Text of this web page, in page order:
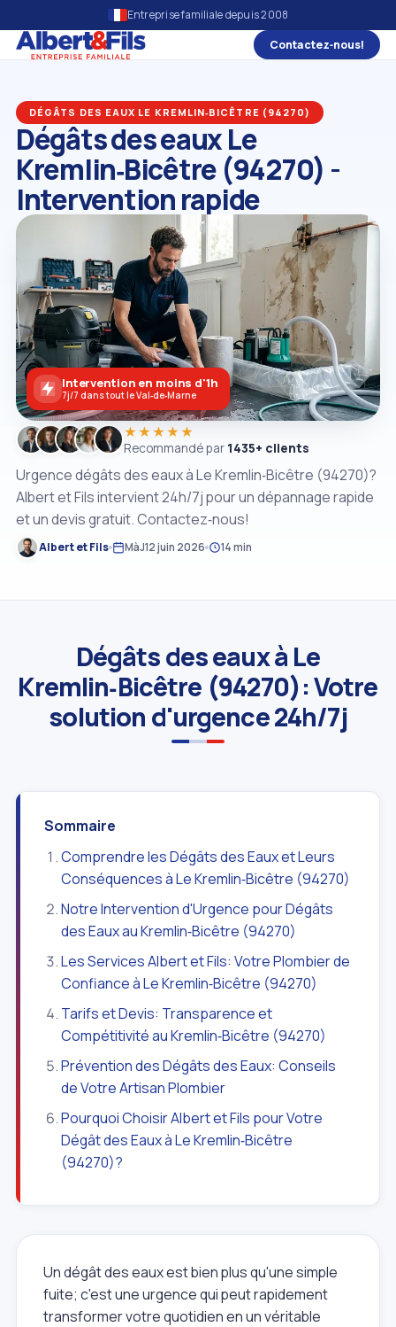
Entreprise familiale depuis 2008
Contactez‑nous!
DÉGÂTS DES EAUX LE KREMLIN‑BICÊTRE (94270)
Dégâts des eaux Le
Kremlin‑Bicêtre (94270) -
Intervention rapide
Urgence dégâts des eaux à Le Kremlin‑Bicêtre (94270)?
Albert et Fils intervient 24h/7j pour un dépannage rapide
et un devis gratuit. Contactez‑nous!
Albert et Fils MàJ12 juin 2026 14 min
★★★★★
Recommandé par 1435+ clients
Intervention en moins d'1h
7j/7 dans tout le Val‑de‑Marne
Dégâts des eaux à Le
Kremlin‑Bicêtre (94270): Votre
solution d'urgence 24h/7j
Sommaire
Comprendre les Dégâts des Eaux et Leurs
Conséquences à Le Kremlin‑Bicêtre (94270)
Notre Intervention d'Urgence pour Dégâts
des Eaux au Kremlin‑Bicêtre (94270)
Les Services Albert et Fils: Votre Plombier de
Confiance à Le Kremlin‑Bicêtre (94270)
Tarifs et Devis: Transparence et
Compétitivité au Kremlin‑Bicêtre (94270)
Prévention des Dégâts des Eaux: Conseils
de Votre Artisan Plombier
Pourquoi Choisir Albert et Fils pour Votre
Dégât des Eaux à Le Kremlin‑Bicêtre
(94270)?
Un dégât des eaux est bien plus qu'une simple
fuite; c'est une urgence qui peut rapidement
transformer votre quotidien en un véritable